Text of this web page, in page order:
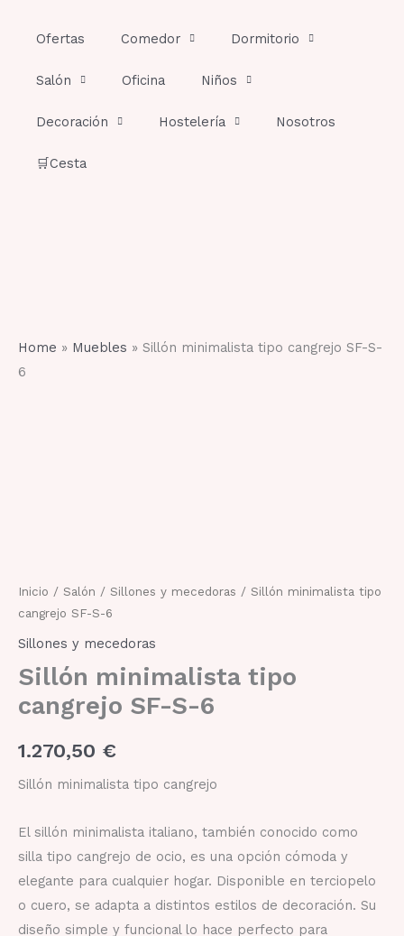
Ofertas Comedor Dormitorio
Salón Oficina Niños
Decoración Hostelería Nosotros
🛒Cesta
Home » Muebles » Sillón minimalista tipo cangrejo SF-S-
6
Inicio / Salón / Sillones y mecedoras / Sillón minimalista tipo
cangrejo SF-S-6
Sillones y mecedoras
Sillón minimalista tipo
cangrejo SF-S-6
1.270,50 €
Sillón minimalista tipo cangrejo
El sillón minimalista italiano, también conocido como
silla tipo cangrejo de ocio, es una opción cómoda y
elegante para cualquier hogar. Disponible en terciopelo
o cuero, se adapta a distintos estilos de decoración. Su
diseño simple y funcional lo hace perfecto para